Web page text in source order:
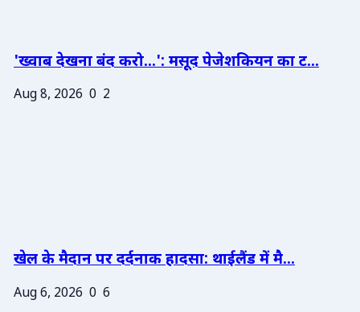
'ख्वाब देखना बंद करो...': मसूद पेजेशकियन का ट...
Aug 8, 2026 0 2
खेल के मैदान पर दर्दनाक हादसा: थाईलैंड में मै...
Aug 6, 2026 0 6